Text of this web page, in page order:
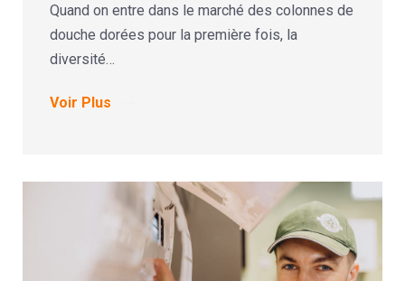
Quand on entre dans le marché des colonnes de
douche dorées pour la première fois, la
diversité…
Voir Plus